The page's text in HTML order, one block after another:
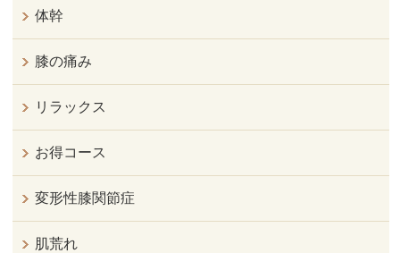
体幹
膝の痛み
リラックス
お得コース
変形性膝関節症
肌荒れ